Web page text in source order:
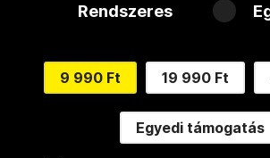
Rendszeres
9 990 Ft 19 990 Ft
Egyedi támogatás